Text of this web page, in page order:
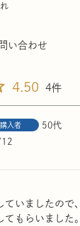
い合わせ
4.50 4
購入者
50代
いましたので、
てもらいました。